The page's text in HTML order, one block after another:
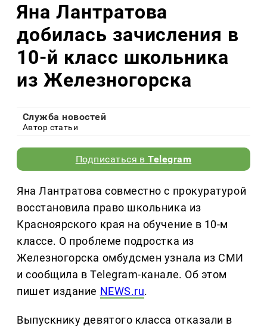
Яна Лантратова
добилась зачисления в
10-й класс школьника
из Железногорска
Служба новостей
Автор статьи
Подписаться вTelegram
Яна Лантратова совместно с прокуратурой
восстановила право школьника из
Красноярского края на обучение в 10-м
классе. О проблеме подростка из
Железногорска омбудсмен узнала из СМИ
и сообщила в Telegram-канале. Об этом
пишет издание NEWS.ru.
Выпускнику девятого класса отказали в